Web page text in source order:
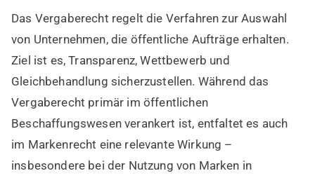
und
seine
Bedeutung
Markenrecht
Das Vergaberecht regelt die Verfahren zur Auswahl
von Unternehmen, die öffentliche Aufträge erhalten.
Ziel ist es, Transparenz, Wettbewerb und
Gleichbehandlung sicherzustellen. Während das
Vergaberecht primär im öffentlichen
Beschaffungswesen verankert ist, entfaltet es auch
im Markenrecht eine relevante Wirkung –
insbesondere bei der Nutzung von Marken in